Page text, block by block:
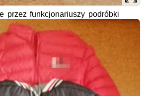
przez funkcjonariuszy podróbki